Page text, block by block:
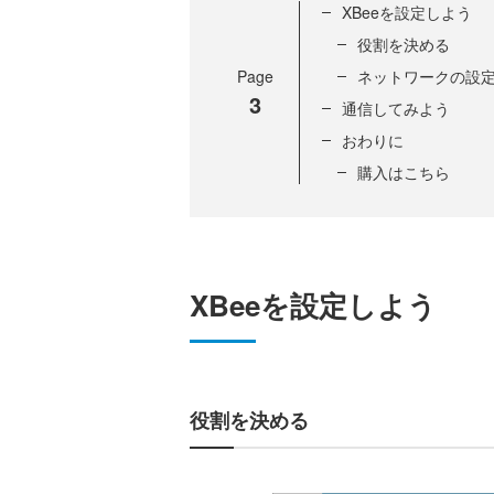
Page
3
XBeeを設定しよう
役割を決める
ネットワークの設
通信してみよう
おわりに
購入はこちら
XBeeを設定しよう
役割を決める